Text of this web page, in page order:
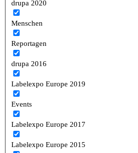
drupa 2020
Menschen
Reportagen
drupa 2016
Labelexpo Europe 2019
Events
Labelexpo Europe 2017
Labelexpo Europe 2015